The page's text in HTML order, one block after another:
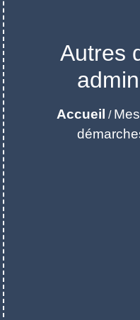
Autres
Accueil /